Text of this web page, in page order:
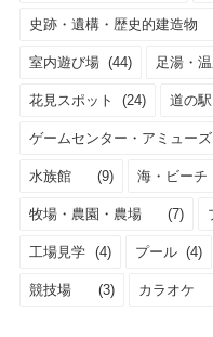
史跡・遺構・歴史的建造物
室内遊び場 (44) 足湯・
花見スポット (24) 道の駅
ゲームセンター・アミュー
水族館 (9) 海・ビーチ
牧場・農園・農場 (7)
工場見学 (4) プール (4)
競技場 (3) カラオケ